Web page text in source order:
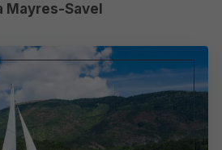
Mayres-Savel